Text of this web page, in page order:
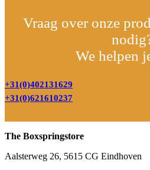
Vraag over onze
We helpen
+31(0)402131629
+31(0)621610237
The Boxspringstore
Aalsterweg 26, 5615 CG Eindhoven